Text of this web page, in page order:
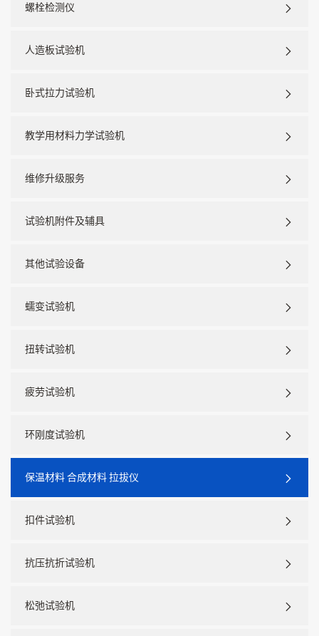
螺栓检测仪
人造板试验机
卧式拉力试验机
教学用材料力学试验机
维修升级服务
试验机附件及辅具
其他试验设备
蠕变试验机
扭转试验机
疲劳试验机
环刚度试验机
保温材料 合成材料 拉拔仪
扣件试验机
抗压抗折试验机
松弛试验机